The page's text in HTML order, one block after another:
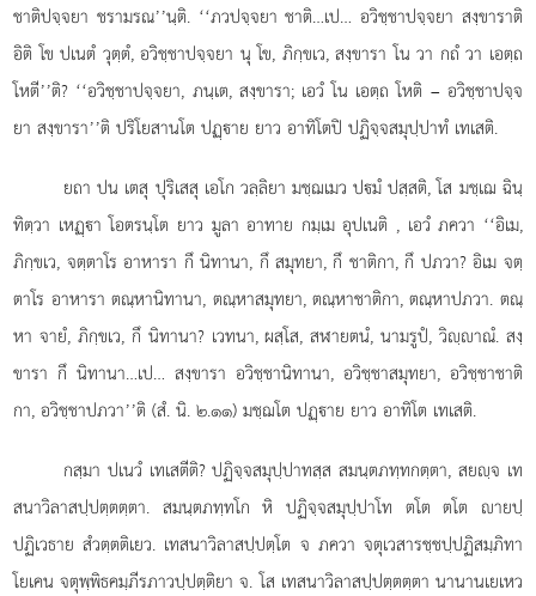
ชาติปจฺจยา ชรามรณ’’นฺติ. ‘‘ภวปจฺจยา ชาติ…เป… อวิชฺชาปจฺจยา สงฺขาราติ
อิติ โข ปเนตํ วุตฺตํ, อวิชฺชาปจฺจยา นุ โข, ภิกฺขเว, สงฺขารา โน วา กถํ วา เอตฺถ
โหตี’’ติ? ‘‘อวิชฺชาปจฺจยา, ภนฺเต, สงฺขารา; เอวํ โน เอตฺถ โหติ – อวิชฺชาปจฺจ
ยา สงฺขารา’’ติ ปริโยสานโต ปฏฺาย ยาว อาทิโตปิ ปฏิจฺจสมุปฺปาทํ เทเสติ.
ยถา ปน เตสุ ปุริเสสุ เอโก วลฺลิยา มชฺฌเมว ปมํ ปสฺสติ, โส มชฺเฌ ฉินฺ
ทิตฺวา เหฏฺา โอตรนฺโต ยาว มูลาอาทาย กมฺเม อุปเนติ, เอวํ ภควา ‘‘อิเม,
ภิกฺขเว, จตฺตาโร อาหารา กึ นิทานา, กึ สมุทยา, กึ ชาติกา, กึ ปภวา? อิเม จตฺ
ตาโร อาหารา ตณฺหานิทานา, ตณฺหาสมุทยา, ตณฺหาชาติกา, ตณฺหาปภวา. ตณฺ
หา จายํ, ภิกฺขเว, กึ นิทานา? เวทนา, ผสฺโส, สฬายตนํ, นามรูปํ, วิฺาณํ. สงฺ
ขารา กึ นิทานา…เป… สงฺขารา อวิชฺชานิทานา, อวิชฺชาสมุทยา, อวิชฺชาชาติ
กา, อวิชฺชาปภวา’’ติ (สํ. นิ. ๒.๑๑) มชฺฌโต ปฏฺาย ยาว อาทิโต เทเสติ.
กสฺมา ปเนวํ เทเสตีติ? ปฏิจฺจสมุปฺปาทสฺส สมนฺตภทฺทกตฺตา, สยฺจ เท
สนาวิลาสปฺปตฺตตฺตา. สมนฺตภทฺทโก หิ ปฏิจฺจสมุปฺปาโท ตโต ตโต ายปฺ
ปฏิเวธาย สํวตฺตติเยว. เทสนาวิลาสปฺปตฺโต จ ภควา จตุเวสารชฺชปฺปฏิสมฺภิทา
โยเคน จตุพฺพิธคมฺภีรภาวปฺปตฺติยา จ. โส เทสนาวิลาสปฺปตฺตตฺตา นานานเยเหว